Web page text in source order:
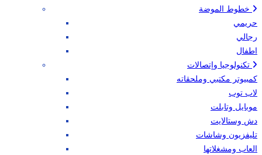
حريمي
رجالي
اطفال
كمبيوتر مكتبي وملحقاته
لاب توب
موبايل وتابلت
دش وستالايت
تليفزيون وشاشات
العاب ومشغلاتها